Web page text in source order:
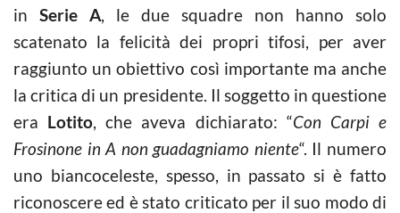
in Serie A, le due squadre non hanno solo
scatenato la felicità dei propri tifosi, per aver
raggiunto un obiettivo così importante ma anche
la critica di un presidente. Il soggetto in questione
era Lotito, che aveva dichiarato: “Con Carpi e
Frosinone in A non guadagniamo niente“. Il numero
uno biancoceleste, spesso, in passato si è fatto
riconoscere ed è stato criticato per il suo modo di